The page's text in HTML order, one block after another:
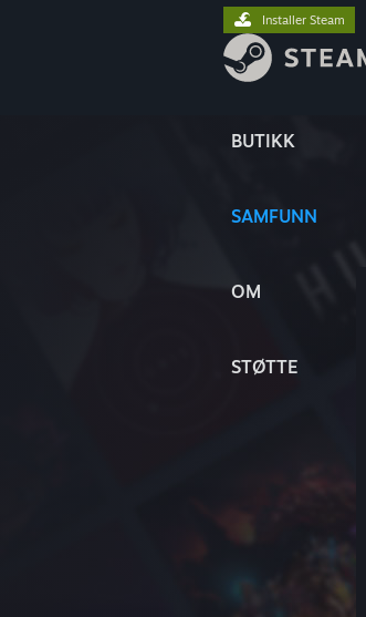
BUTIKK
SAMFUNN
OM
STØTTE
Installer Steam